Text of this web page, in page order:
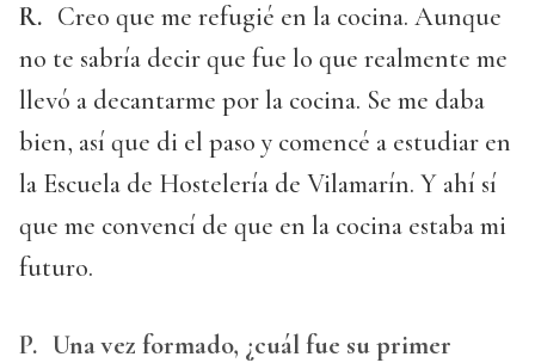
R. Creo que me refugié en la cocina. Aunque
no te sabría decir que fue lo que realmente me
llevó a decantarme por la cocina. Se me daba
bien, así que di el paso y comencé a estudiar en
la Escuela de Hostelería de Vilamarín. Y ahí sí
que me convencí de que en la cocina estaba mi
futuro.
P. Una vez formado, ¿cuál fue su primer